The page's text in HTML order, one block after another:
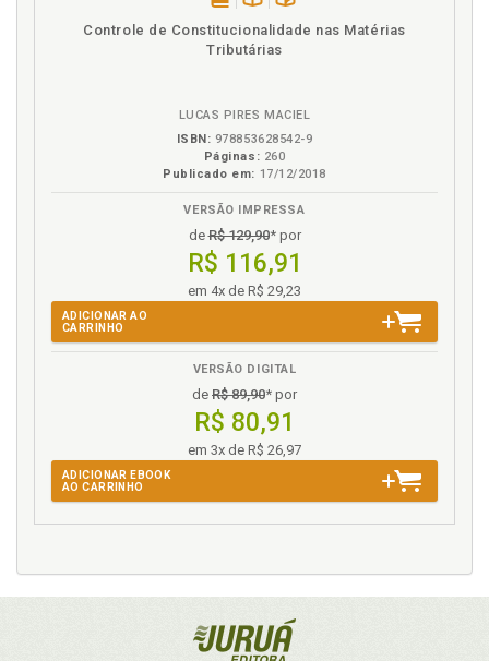
disponível
em
Disponível
na
páginas
Controle de Constitucionalidade nas Matérias
Tributárias
LUCAS PIRES MACIEL
ISBN: 978853628542-9
Páginas: 260
Publicado em: 17/12/2018
VERSÃO IMPRESSA
deR$ 129,90* por
R$ 116,91
em 4x de R$ 29,23
ADICIONAR AO
CARRINHO
VERSÃO DIGITAL
de R$ 89,90* por
R$ 80,91
em 3x de R$ 26,97
ADICIONAR EBOOK
AO CARRINHO